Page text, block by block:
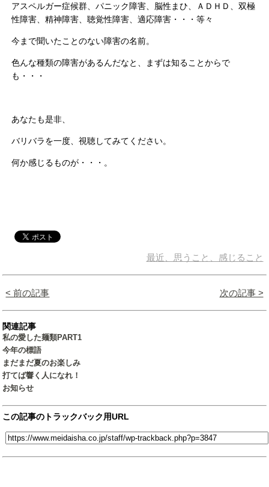
アスペルガー症候群、パニック障害、脳性まひ、ＡＤＨＤ、双極
性障害、精神障害、聴覚性障害、適応障害・・・等々
今まで聞いたことのない障害の名前。
色んな種類の障害があるんだなと、まずは知ることからで
も・・・
あなたも是非、
バリバラを一度、視聴してみてください。
何か感じるものが・・・。
最近、思うこと、感じること
< 前の記事 次の記事 >
関連記事
私の愛した麺類PART1
今年の標語
まだまだ夏のお楽しみ
打てば響く人になれ！
お知らせ
この記事のトラックバック用URL